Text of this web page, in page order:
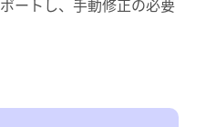
ートし、手動修正の必要